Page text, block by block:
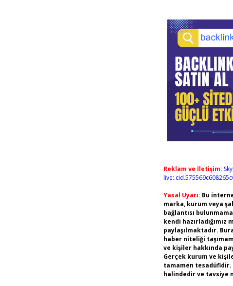
Reklam ve İletişim:
Yasal Uyarı: Bu
marka, kurum veya
bağlantısı
kendi hazırladığımız
paylaşılmaktadır.
haber niteliği
ve kişiler hakkında
Gerçek kurum ve
tamamen
halindedir ve tavsiye